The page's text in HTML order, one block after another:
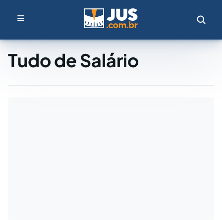
Tudo de Salário